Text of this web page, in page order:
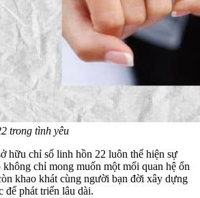
trong tình yêu
hữu chỉ số linh hồn 22 luôn thể hiện sự
không chỉ mong muốn một mối quan hệ ổn
khao khát cùng người bạn đời xây dựng
để phát triển lâu dài.